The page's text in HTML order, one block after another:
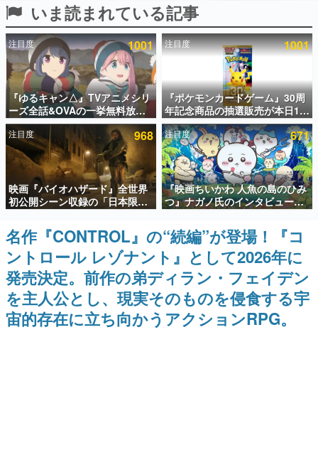
ピックアップ
電ファミのいま読まれている記事ランキング
アプリセール情報
インタビュー
連載・特集一覧
殿堂入り記事
SNS拡散数が数千以上！ ページビュー数万以上！ などな
ど。多くの人々に読まれた、電ファミ渾身の“殿堂入り”記
事をまとめました。
ゲームの企画書
名作ゲームクリエイターの方々に製作時のエピソードをお
聞きし、ヒットする企画（ゲーム）とは何か？を探ってい
きます。
赫本
この物語を解いてはいけない。『赫本』は、〈試験問題〉
の形をした短編ホラー小説集です。
いま読まれている記事
注目度 1001
『ゆるキャン△』TVアニメシリ
ーズ全話&OVAの一挙無料放送
がABEMAで開催決定。8月11日
「山の日」の午前0時から実施
注目度 1001
『ポケモンカードゲーム』30周
年記念商品の抽選販売が本日12
時より開始。拡張パック「30th
CELEBRATION」のボックス
に、「プレミアムデッキセット
エーフィ・ブラッキー」
「FUTURISTIC BOX」の計3商
品
注目度 968
映画『バイオハザード』全世界
初公開シーン収録の「日本限
定」予告映像が解禁。バイオの
日（8月10日）にあわせて、
「ラクーンシティ総合病院」へ
行く配達人の姿が披露
注目度 671
『映画ちいかわ 人魚の島のひみ
つ』ナガノ氏のインタビューが
解禁。もしまた映画をやれるな
ら「島二郎とオデが取っ組み合
いの喧嘩をする話」にしたいと
名作『CONTROL』の“続編”が登場！『コ
ントロール レゾナント』として2026年に
発売決定。前作の弟ディラン・フェイデン
を主人公とし、現実そのものを侵食する宇
宙的存在に立ち向かうアクションRPG。